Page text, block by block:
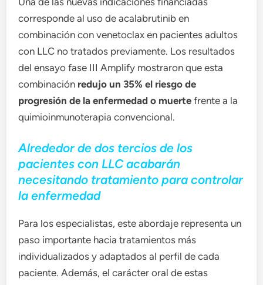
corresponde al uso de acalabrutinib en
combinación con venetoclax en pacientes adultos
con LLC no tratados previamente. Los resultados
del ensayo fase III Amplify mostraron que esta
combinación redujo un 35% el riesgo de
progresión de la enfermedad o muerte frente a la
quimioinmunoterapia convencional.
Alrededor de dos tercios de los
pacientes con LLC acabarán
necesitando tratamiento para controlar
la enfermedad
Para los especialistas, este abordaje representa un
paso importante hacia tratamientos más
individualizados y adaptados al perfil de cada
paciente. Además, el carácter oral de estas